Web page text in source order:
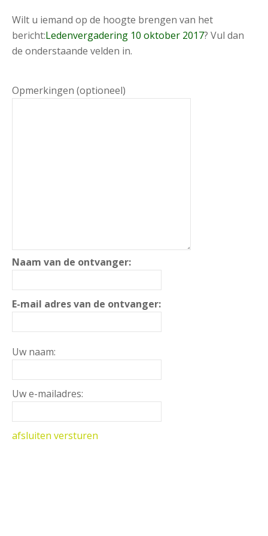
Wilt u iemand op de hoogte brengen van het
bericht:Ledenvergadering 10 oktober 2017? Vul dan
de onderstaande velden in.
Opmerkingen (optioneel)
Naam van de ontvanger:
E-mail adres van de ontvanger:
Uw naam:
Uw e-mailadres:
afsluiten versturen